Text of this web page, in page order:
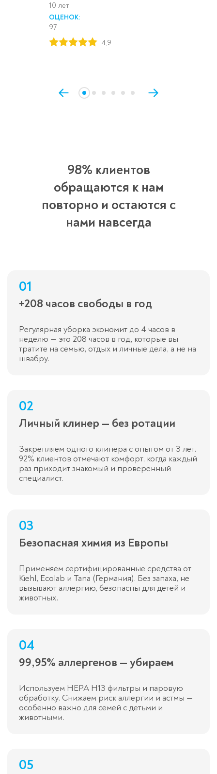
10 лет
ОЦЕНОК:
97
4,9
98% клиентов
обращаются к нам
повторно и остаются с
нами навсегда
01
+208 часов свободы в год
Регулярная уборка экономит до 4 часов в
неделю — это 208 часов в год, которые вы
тратите на семью, отдых и личные дела, а не на
швабру.
02
Личный клинер — без ротации
Закрепляем одного клинера с опытом от 3 лет.
92% клиентов отмечают комфорт, когда каждый
раз приходит знакомый и проверенный
специалист.
03
Безопасная химия из Европы
Применяем сертифицированные средства от
Kiehl, Ecolab и Tana (Германия). Без запаха, не
вызывают аллергию, безопасны для детей и
животных.
04
99,95% аллергенов — убираем
Используем HEPA H13 фильтры и паровую
обработку. Снижаем риск аллергии и астмы —
особенно важно для семей с детьми и
животными.
05